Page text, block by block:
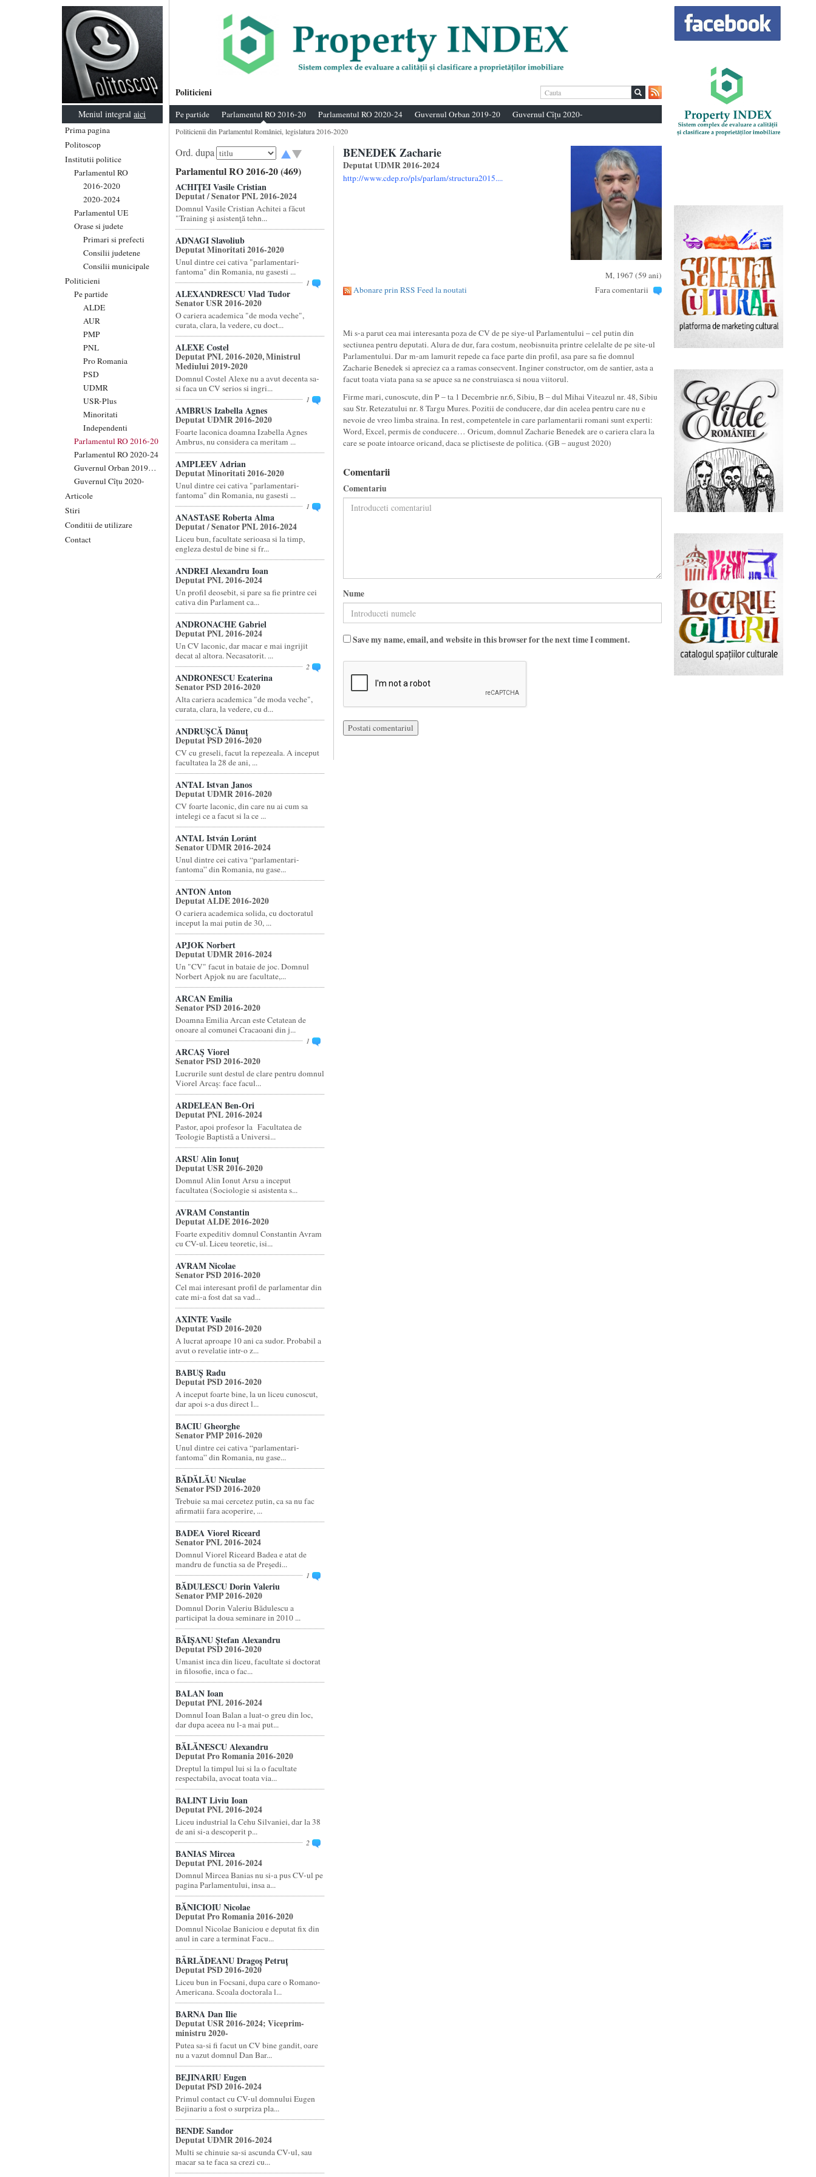
Meniul integralaici
Prima pagina
Politoscop
Institutii politice
Parlamentul RO
2016-2020
2020-2024
Parlamentul UE
Orase si judete
Primari si prefecti
Consilii judetene
Consilii municipale
Politicieni
Pe partide
ALDE
AUR
PMP
PNL
Pro Romania
PSD
UDMR
USR-Plus
Minoritati
Independenti
Parlamentul RO 2016-20
Parlamentul RO 2020-24
Guvernul Orban 2019-20
Guvernul Cîțu 2020-
Articole
Stiri
Conditii de utilizare
Contact
Politicieni
Pe partide Parlamentul RO 2016-20 Parlamentul RO 2020-24 Guvernul Orban 2019-20 Guvernul Cîțu 2020-
Politicienii din Parlamentul României, legislatura 2016-2020
Ord. dupa
Parlamentul RO 2016-20 (469)
ACHIȚEI Vasile Cristian
Deputat / Senator PNL 2016-2024
Domnul Vasile Cristian Achitei a făcut
"Training şi asistenţă tehn...
ADNAGI Slavoliub
Deputat Minoritati 2016-2020
Unul dintre cei cativa "parlamentari-
fantoma" din Romania, nu gasesti ...
1
ALEXANDRESCU Vlad Tudor
Senator USR 2016-2020
O cariera academica "de moda veche",
curata, clara, la vedere, cu doct...
ALEXE Costel
Deputat PNL 2016-2020, Ministrul
Mediului 2019-2020
Domnul Costel Alexe nu a avut decenta sa-
si faca un CV serios si ingri...
1
AMBRUS Izabella Agnes
Deputat UDMR 2016-2020
Foarte laconica doamna Izabella Agnes
Ambrus, nu considera ca meritam ...
AMPLEEV Adrian
Deputat Minoritati 2016-2020
Unul dintre cei cativa "parlamentari-
fantoma" din Romania, nu gasesti ...
1
ANASTASE Roberta Alma
Deputat / Senator PNL 2016-2024
Liceu bun, facultate serioasa si la timp,
engleza destul de bine si fr...
ANDREI Alexandru Ioan
Deputat PNL 2016-2024
Un profil deosebit, si pare sa fie printre cei
cativa din Parlament ca...
ANDRONACHE Gabriel
Deputat PNL 2016-2024
Un CV laconic, dar macar e mai ingrijit
decat al altora. Necasatorit. ...
2
ANDRONESCU Ecaterina
Senator PSD 2016-2020
Alta cariera academica "de moda veche",
curata, clara, la vedere, cu d...
ANDRUȘCĂ Dănuț
Deputat PSD 2016-2020
CV cu greseli, facut la repezeala. A inceput
facultatea la 28 de ani, ...
ANTAL Istvan Janos
Deputat UDMR 2016-2020
CV foarte laconic, din care nu ai cum sa
intelegi ce a facut si la ce ...
ANTAL István Loránt
Senator UDMR 2016-2024
Unul dintre cei cativa “parlamentari-
fantoma” din Romania, nu gase...
ANTON Anton
Deputat ALDE 2016-2020
O cariera academica solida, cu doctoratul
inceput la mai putin de 30, ...
APJOK Norbert
Deputat UDMR 2016-2024
Un "CV" facut in bataie de joc. Domnul
Norbert Apjok nu are facultate,...
ARCAN Emilia
Senator PSD 2016-2020
Doamna Emilia Arcan este Cetatean de
onoare al comunei Cracaoani din j...
1
ARCAŞ Viorel
Senator PSD 2016-2020
Lucrurile sunt destul de clare pentru domnul
Viorel Arcaș: face facul...
ARDELEAN Ben-Ori
Deputat PNL 2016-2024
Pastor, apoi profesor la Facultatea de
Teologie Baptistă a Universi...
ARSU Alin Ionuț
Deputat USR 2016-2020
Domnul Alin Ionut Arsu a inceput
facultatea (Sociologie si asistenta s...
AVRAM Constantin
Deputat ALDE 2016-2020
Foarte expeditiv domnul Constantin Avram
cu CV-ul. Liceu teoretic, isi...
AVRAM Nicolae
Senator PSD 2016-2020
Cel mai interesant profil de parlamentar din
cate mi-a fost dat sa vad...
AXINTE Vasile
Deputat PSD 2016-2020
A lucrat aproape 10 ani ca sudor. Probabil a
avut o revelatie intr-o z...
BABUȘ Radu
Deputat PSD 2016-2020
A inceput foarte bine, la un liceu cunoscut,
dar apoi s-a dus direct l...
BACIU Gheorghe
Senator PMP 2016-2020
Unul dintre cei cativa “parlamentari-
fantoma” din Romania, nu gase...
BĂDĂLĂU Niculae
Senator PSD 2016-2020
Trebuie sa mai cercetez putin, ca sa nu fac
afirmatii fara acoperire, ...
BADEA Viorel Riceard
Senator PNL 2016-2024
Domnul Viorel Riceard Badea e atat de
mandru de functia sa de Preşedi...
1
BĂDULESCU Dorin Valeriu
Senator PMP 2016-2020
Domnul Dorin Valeriu Bădulescu a
participat la doua seminare in 2010 ...
BĂIȘANU Ștefan Alexandru
Deputat PSD 2016-2020
Umanist inca din liceu, facultate si doctorat
in filosofie, inca o fac...
BALAN Ioan
Deputat PNL 2016-2024
Domnul Ioan Balan a luat-o greu din loc,
dar dupa aceea nu l-a mai put...
BĂLĂNESCU Alexandru
Deputat Pro Romania 2016-2020
Dreptul la timpul lui si la o facultate
respectabila, avocat toata via...
BALINT Liviu Ioan
Deputat PNL 2016-2024
Liceu industrial la Cehu Silvaniei, dar la 38
de ani si-a descoperit p...
2
BANIAS Mircea
Deputat PNL 2016-2024
Domnul Mircea Banias nu si-a pus CV-ul pe
pagina Parlamentului, insa a...
BĂNICIOIU Nicolae
Deputat Pro Romania 2016-2020
Domnul Nicolae Baniciou e deputat fix din
anul in care a terminat Facu...
BÂRLĂDEANU Dragoș Petruț
Deputat PSD 2016-2020
Liceu bun in Focsani, dupa care o Romano-
Americana. Scoala doctorala l...
BARNA Dan Ilie
Deputat USR 2016-2024; Viceprim-
ministru 2020-
Putea sa-si fi facut un CV bine gandit, oare
nu a vazut domnul Dan Bar...
BEJINARIU Eugen
Deputat PSD 2016-2024
Primul contact cu CV-ul domnului Eugen
Bejinariu a fost o surpriza pla...
BENDE Sandor
Deputat UDMR 2016-2024
Multi se chinuie sa-si ascunda CV-ul, sau
macar sa te faca sa crezi cu...
BENEDEK Zacharie
Deputat UDMR 2016-2024
http://www.cdep.ro/pls/parlam/structura2015....
M, 1967 (59 ani)
Abonare prin RSS Feed la noutati
Fara comentarii
Mi s-a parut cea mai interesanta poza de CV de pe siye-ul Parlamentului – cel putin din
sectiunea pentru deputati. Alura de dur, fara costum, neobisnuita printre celelalte de pe site-ul
Parlamentului. Dar m-am lamurit repede ca face parte din profil, asa pare sa fie domnul
Zacharie Benedek si apreciez ca a ramas consecvent. Inginer constructor, om de santier, asta a
facut toata viata pana sa se apuce sa ne construiasca si noua viitorul.
Firme mari, cunoscute, din P – ta 1 Decembrie nr.6, Sibiu, B – dul Mihai Viteazul nr. 48, Sibiu
sau Str. Retezatului nr. 8 Targu Mures. Pozitii de conducere, dar din acelea pentru care nu e
nevoie de vreo limba straina. In rest, competentele in care parlamentarii romani sunt experti:
Word, Excel, permis de conducere… Oricum, domnul Zacharie Benedek are o cariera clara la
care se poate intoarce oricand, daca se plictiseste de politica. (GB – august 2020)
Comentarii
Comentariu
Nume
Save my name, email, and website in this browser for the next time I comment.